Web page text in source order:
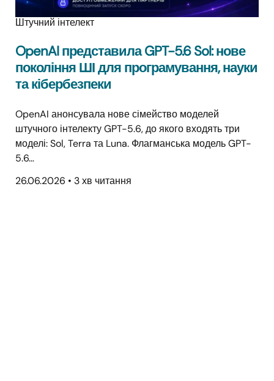
Штучний інтелект
OpenAI представила GPT-5.6 Sol: нове
покоління ШІ для програмування, науки
та кібербезпеки
OpenAI анонсувала нове сімейство моделей
штучного інтелекту GPT-5.6, до якого входять три
моделі: Sol, Terra та Luna. Флагманська модель GPT-
5.6…
26.06.2026 • 3 хв читання